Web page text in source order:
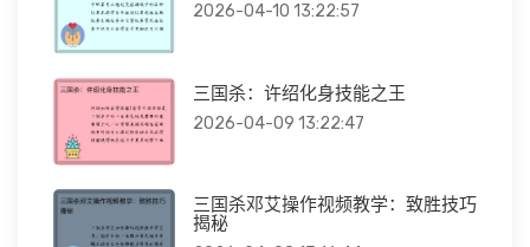
2026-04-10 13:22:57
三国杀：许绍化身技能之王
2026-04-09 13:22:47
三国杀邓艾操作视频教学：致胜技巧
揭秘